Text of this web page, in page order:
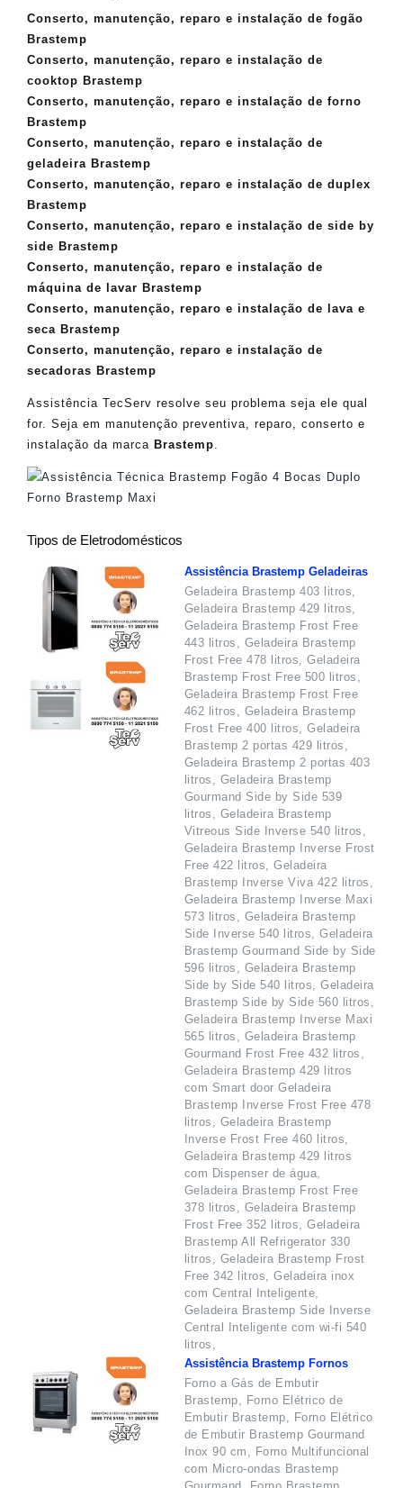
Conserto, manutenção, reparo e instalação de fogão
Brastemp
Conserto, manutenção, reparo e instalação de
cooktop Brastemp
Conserto, manutenção, reparo e instalação de forno
Brastemp
Conserto, manutenção, reparo e instalação de
geladeira Brastemp
Conserto, manutenção, reparo e instalação de duplex
Brastemp
Conserto, manutenção, reparo e instalação de side by
side Brastemp
Conserto, manutenção, reparo e instalação de
máquina de lavar Brastemp
Conserto, manutenção, reparo e instalação de lava e
seca Brastemp
Conserto, manutenção, reparo e instalação de
secadoras Brastemp
Assistência TecServ resolve seu problema seja ele qual
for. Seja em manutenção preventiva, reparo, conserto e
instalação da marca Brastemp
Tipos de Eletrodomésticos
Assistência Brastemp Geladeiras
Geladeira Brastemp 403 litros,
Geladeira Brastemp 429 litros,
Geladeira Brastemp Frost Free
443 litros, Geladeira Brastemp
Frost Free 478 litros, Geladeira
Brastemp Frost Free 500 litros,
Geladeira Brastemp Frost Free
462 litros, Geladeira Brastemp
Frost Free 400 litros, Geladeira
Brastemp 2 portas 429 litros,
Geladeira Brastemp 2 portas 403
litros, Geladeira Brastemp
Gourmand Side by Side 539
litros, Geladeira Brastemp
Vitreous Side Inverse 540 litros,
Geladeira Brastemp Inverse Frost
Free 422 litros, Geladeira
Brastemp Inverse Viva 422 litros,
Geladeira Brastemp Inverse Maxi
573 litros, Geladeira Brastemp
Side Inverse 540 litros, Geladeira
Brastemp Gourmand Side by Side
596 litros, Geladeira Brastemp
Side by Side 540 litros, Geladeira
Brastemp Side by Side 560 litros,
Geladeira Brastemp Inverse Maxi
565 litros, Geladeira Brastemp
Gourmand Frost Free 432 litros,
Geladeira Brastemp 429 litros
com Smart door Geladeira
Brastemp Inverse Frost Free 478
litros, Geladeira Brastemp
Inverse Frost Free 460 litros,
Geladeira Brastemp 429 litros
com Dispenser de água,
Geladeira Brastemp Frost Free
378 litros, Geladeira Brastemp
Frost Free 352 litros, Geladeira
Brastemp All Refrigerator 330
litros, Geladeira Brastemp Frost
Free 342 litros, Geladeira inox
com Central Inteligente,
Geladeira Brastemp Side Inverse
Central Inteligente com wi-fi 540
litros,
Assistência Brastemp Fornos
Forno a Gás de Embutir
Brastemp, Forno Elétrico de
Embutir Brastemp, Forno Elétrico
de Embutir Brastemp Gourmand
Inox 90 cm, Forno Multifuncional
com Micro-ondas Brastemp